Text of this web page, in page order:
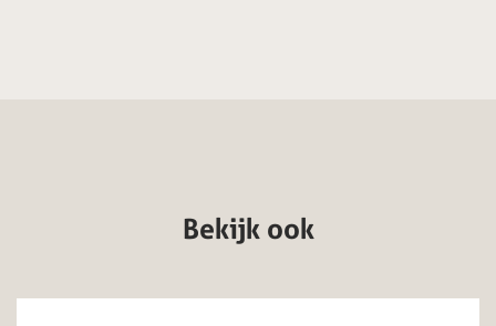
Bekijk ook